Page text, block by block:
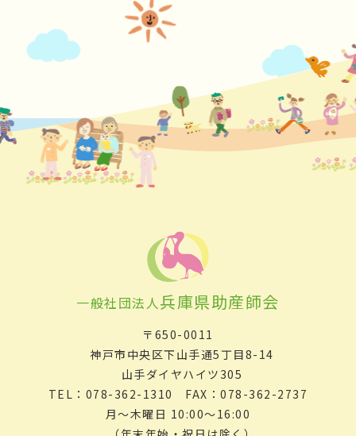
一般社団法人兵庫県助産師会
〒650-0011
神戸市中央区下山手通5丁目8-14
山手ダイヤハイツ305
TEL：078-362-1310 FAX：078-362-2737
月～木曜日 10:00～16:00